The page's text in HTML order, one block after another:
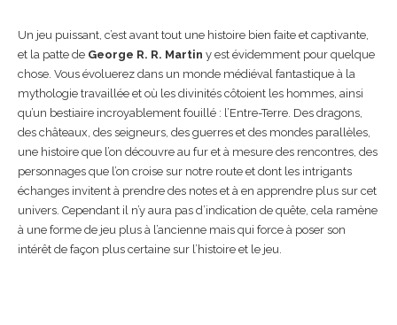
Un jeu puissant, c’est avant tout une histoire bien faite et captivante,
et la patte de George R. R. Martin y est évidemment pour quelque
chose. Vous évoluerez dans un monde médiéval fantastique à la
mythologie travaillée et où les divinités côtoient les hommes, ainsi
qu’un bestiaire incroyablement fouillé : l’Entre-Terre. Des dragons,
des châteaux, des seigneurs, des guerres et des mondes parallèles,
une histoire que l’on découvre au fur et à mesure des rencontres, des
personnages que l’on croise sur notre route et dont les intrigants
échanges invitent à prendre des notes et à en apprendre plus sur cet
univers. Cependant il n’y aura pas d’indication de quête, cela ramène
à une forme de jeu plus à l’ancienne mais qui force à poser son
intérêt de façon plus certaine sur l’histoire et le jeu.